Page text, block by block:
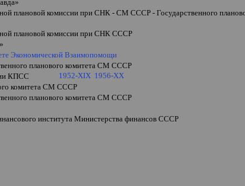
»
плановой комиссии при СНК - СМ СССР - Государственного
плановой комиссии при СНК СССР
»
Экономической Взаимопомощи
планового комитета СМ СССР
КПСС 1952-XIX 1956-XX
комитета СМ СССР
планового комитета СМ СССР
института Министерства финансов СССР